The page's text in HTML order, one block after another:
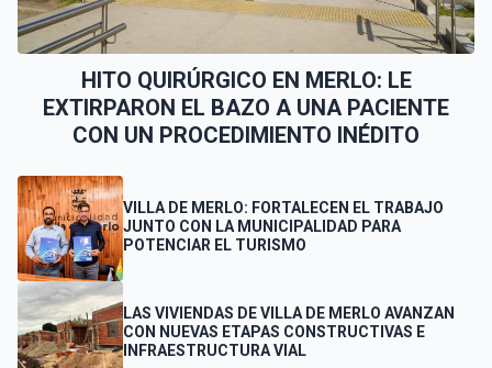
HITO QUIRÚRGICO EN MERLO: LE
EXTIRPARON EL BAZO A UNA PACIENTE
CON UN PROCEDIMIENTO INÉDITO
VILLA DE MERLO: FORTALECEN EL TRABAJO
JUNTO CON LA MUNICIPALIDAD PARA
POTENCIAR EL TURISMO
LAS VIVIENDAS DE VILLA DE MERLO AVANZAN
CON NUEVAS ETAPAS CONSTRUCTIVAS E
INFRAESTRUCTURA VIAL